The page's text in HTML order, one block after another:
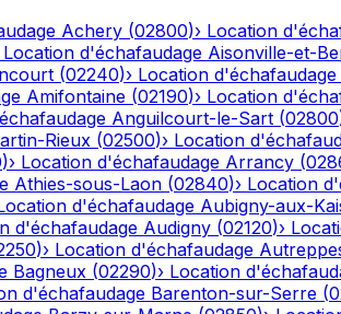
Achery (02800)› Location
Location d'échafaudage Aisonville-et-
(02240)› Location d'échafaudage
Amifontaine (02190)› Location
Anguilcourt-le-Sart (02800
Rieux (02500)› Location
)› Location d'échafaudage Arrancy (
Athies-sous-Laon (02840)› Location
d'échafaudage Aubigny-aux-
d'échafaudage Audigny (02120)›
)› Location d'échafaudage
Bagneux (02290)› Location
d'échafaudage Barenton-sur-Serre (